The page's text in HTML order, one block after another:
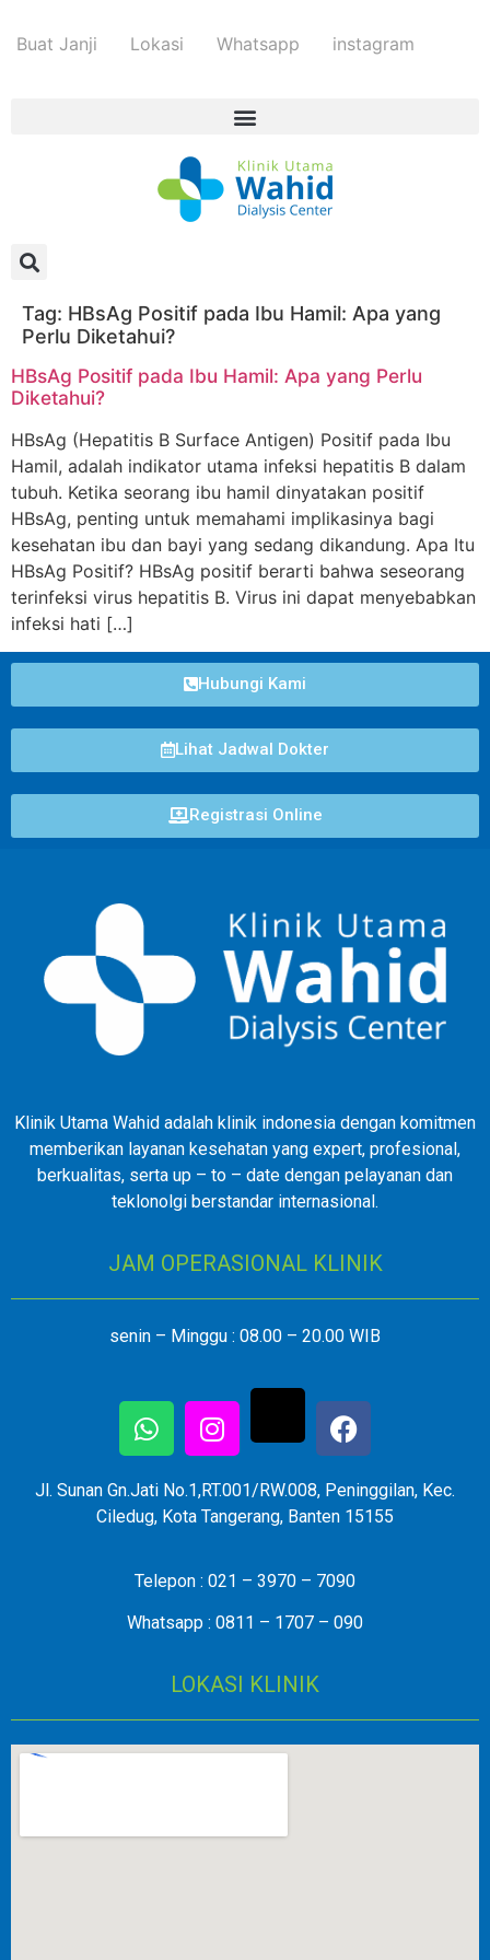
Buat Janji Lokasi Whatsapp instagram
Tag: HBsAg Positif pada Ibu Hamil: Apa yang
Perlu Diketahui?
HBsAg Positif pada Ibu Hamil: Apa yang Perlu
Diketahui?
HBsAg (Hepatitis B Surface Antigen) Positif pada Ibu
Hamil, adalah indikator utama infeksi hepatitis B dalam
tubuh. Ketika seorang ibu hamil dinyatakan positif
HBsAg, penting untuk memahami implikasinya bagi
kesehatan ibu dan bayi yang sedang dikandung. Apa Itu
HBsAg Positif? HBsAg positif berarti bahwa seseorang
terinfeksi virus hepatitis B. Virus ini dapat menyebabkan
infeksi hati […]
Hubungi Kami
Lihat Jadwal Dokter
Registrasi Online
Klinik Utama Wahid adalah klinik indonesia dengan komitmen
memberikan layanan kesehatan yang expert, profesional,
berkualitas, serta up – to – date dengan pelayanan dan
teklonolgi berstandar internasional.
JAM OPERASIONAL KLINIK
senin – Minggu : 08.00 – 20.00 WIB
Jl. Sunan Gn.Jati No.1,RT.001/RW.008, Peninggilan, Kec.
Ciledug, Kota Tangerang, Banten 15155
Telepon : 021 – 3970 – 7090
Whatsapp : 0811 – 1707 – 090
LOKASI KLINIK